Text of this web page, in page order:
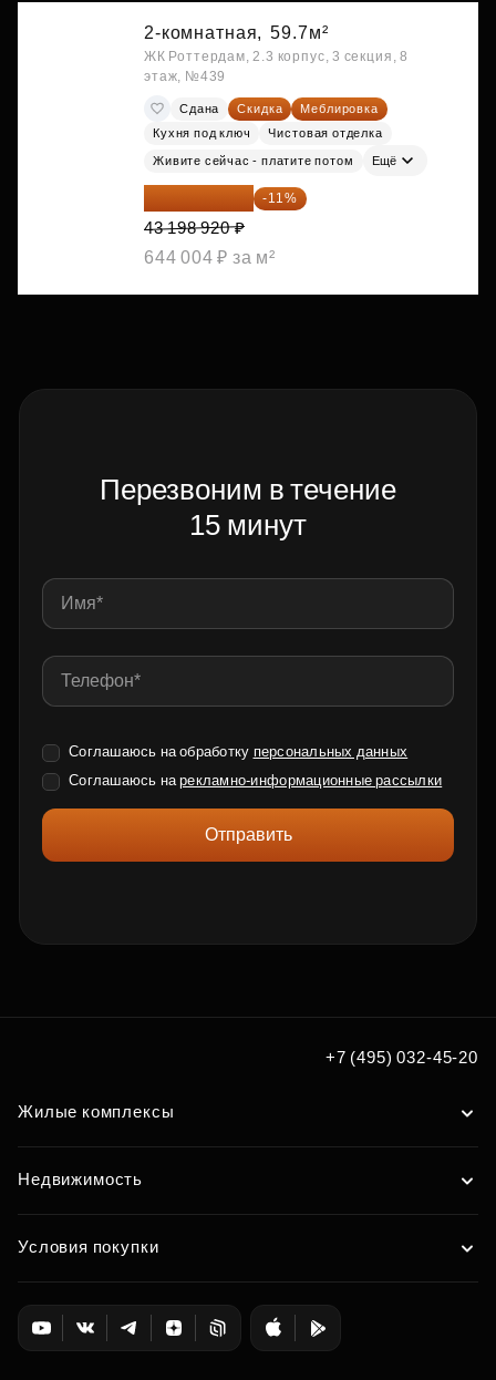
2-комнатная, 59.7м²
ЖК Роттердам, 2.3 корпус, 3 секция, 8
этаж, №439
Сдана Скидка
Меблировка
Кухня под ключ
Чистовая отделка
Живите сейчас - платите потом Ещё
38 447 039 ₽ -11%
43 198 920 ₽
644 004 ₽ за м²
Перезвоним в течение
15 минут
Соглашаюсь на обработку персональных данных
Соглашаюсь нарекламно-информационные рассылки
Отправить
+7 (495) 032-45-20
Жилые комплексы
Недвижимость
Условия покупки